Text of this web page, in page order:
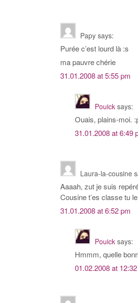
Papy says:
Purée c’est lourd là :s
ma pauvre chérie
31.01.2008 at 5:55 pm
Pouick says:
Ouais, plains-moi.
31.01.2008 at 6:49
Laura-la-cousine
Aaaah, zut je suis
Cousine t’es classe tu
31.01.2008 at 6:52 pm
Pouick says:
Hmmm, quelle
01.02.2008 at